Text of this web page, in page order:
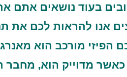
בעוד נושאים
אנו להראות לכם את
הפיזי מורכב הוא
מדוייק הוא, מחבר